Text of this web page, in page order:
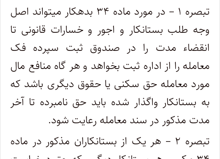
تبصره ۱ – در مورد ماده ۳۴ بدهکار میتواند اصل
وجه طلب بستانکار و اجور و خسارات قانونی تا
انقضاء مدت را در صندوق ثبت سپرده فک
معامله ‌را از اداره ثبت بخواهد و هر گاه منافع مال
مورد معامله حق سکنی یا حقوق دیگری باشد که
به بستانکار واگذار شده باید حق نامبرده تا آخر
مدت مذکور ‌در سند معامله رعایت شود.
تبصره ۲ – هر یک از بستانکاران مذکور در ماده